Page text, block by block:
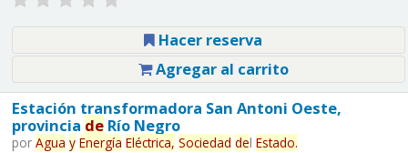
Hacer reserva
Agregar al carrito
Estación transformadora San Antoni Oeste,
provincia deRío Negro
por Agua y Energía Eléctrica, Sociedad del Estado.